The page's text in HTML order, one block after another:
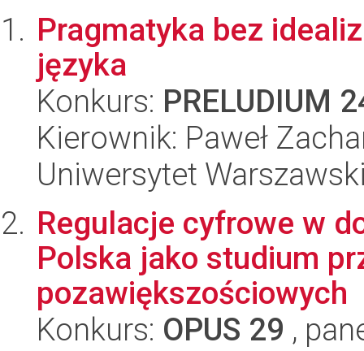
Pragmatyka bez
języka
Konkurs: PRELUDIUM
Kierownik: Paweł
Uniwersytet
Regulacje cyfrowe w
Polska jako studium
pozawiększościowych
Konkurs: OPUS 29 ,